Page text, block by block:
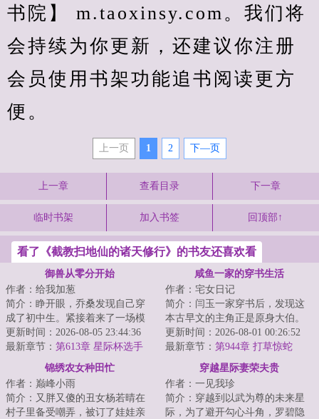
书院】 m.taoxinsy.com。我们将
会持续为你更新，还建议你注册
会员使用书架功能追书阅读更方
便。
上一页 1 2 下—页
上一章 查看目录 下一章
临时书架 加入书签 回顶部↑
看了《截教扫地仙的诸天修行》的书友还喜欢看
御兽从零分开始
作者：给我加葱
简介：睁开眼，乔桑发现自己穿
成了初中生。紧接着来了一场模
拟考。毕业她怕了吗？她怕
了……这考的都什么...
更新时间：2026-08-05 23:44:36
最新章节： 第613章 星际杯选手
（二合一）
咸鱼一家的穿书生活
作者：宅女日记
简介：闫玉一家穿书后，发现这
本古早文的主角正是原身大伯。
他们是扒着大伯喝血，早早被分
家，在全文末尾...
更新时间：2026-08-01 00:26:52
最新章节： 第944章 打草惊蛇
锦绣农女种田忙
作者：巅峰小雨
简介：又胖又傻的丑女杨若晴在
村子里备受嘲弄，被订了娃娃亲
穿越星际妻荣夫贵
作者：一见我珍
简介：穿越到以武为尊的未来星
际，为了避开勾心斗角，罗碧隐